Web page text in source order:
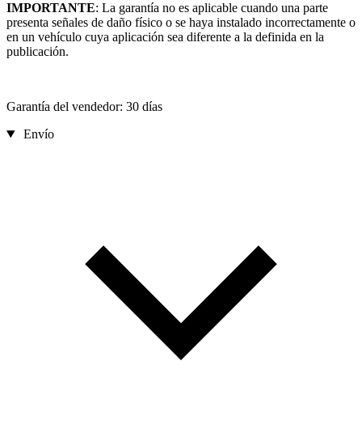
IMPORTANTE: La garantía no es aplicable cuando una parte
presenta señales de daño físico o se haya instalado incorrectamente o
en un vehículo cuya aplicación sea diferente a la definida en la
publicación.
Garantía del vendedor: 30 días
Envío